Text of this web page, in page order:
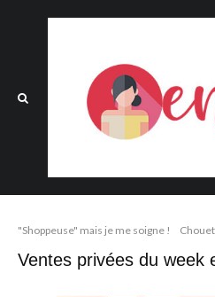
"Shoppeuse" mais je me soigne !
Ventes privées du